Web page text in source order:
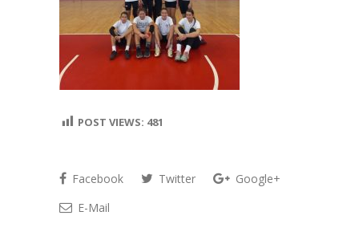
POST VIEWS: 481
Facebook Twitter
Google+
E-Mail